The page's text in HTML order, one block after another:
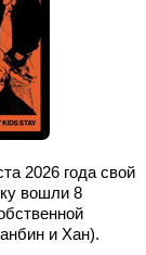
2026 года свой
вошли 8
и Хан).